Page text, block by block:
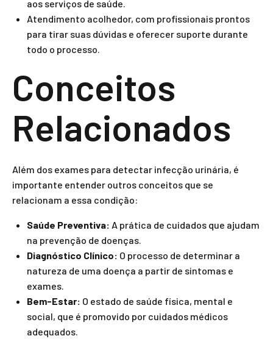
aos serviços de saúde.
Atendimento acolhedor, com profissionais prontos
para tirar suas dúvidas e oferecer suporte durante
todo o processo.
Conceitos
Relacionados
Além dos exames para detectar infecção urinária, é
importante entender outros conceitos que se
relacionam a essa condição:
Saúde Preventiva: A prática de cuidados que ajudam
na prevenção de doenças.
Diagnóstico Clínico: O processo de determinar a
natureza de uma doença a partir de sintomas e
exames.
Bem-Estar: O estado de saúde física, mental e
social, que é promovido por cuidados médicos
adequados.